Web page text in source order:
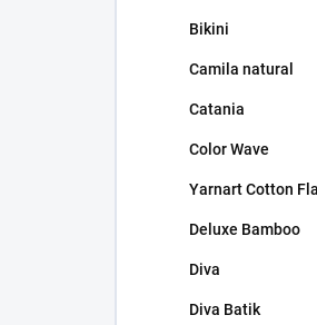
Bikini
Camila natural
Catania
Color Wave
Yarnart Cotton
Deluxe Bamboo
Diva
Diva Batik